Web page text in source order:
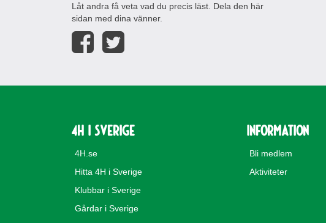
Låt andra få veta vad du precis läst. Dela den här
sidan med dina vänner.
4H i Sverige
4H.se
Hitta 4H i Sverige
Klubbar i Sverige
Gårdar i Sverige
Information
Bli medlem
Aktiviteter